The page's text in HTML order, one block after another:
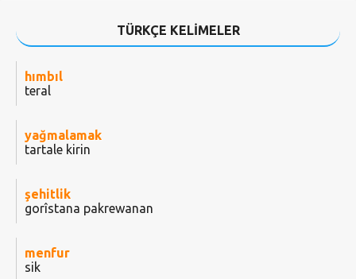
TÜRKÇE KELİMELER
hımbıl
teral
yağmalamak
tartale kirin
şehitlik
gorîstana pakrewanan
menfur
sik